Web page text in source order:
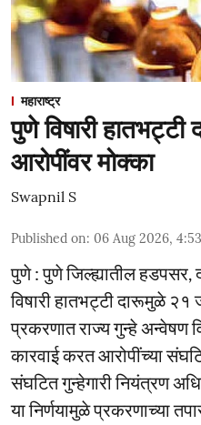
महाराष्ट्र
पुणे विषारी
आरोपींवर मोक्का
Swapnil S
Published on: 06 Aug 2026,
पुणे : पुणे जिल्ह्यातील हडपसर,
विषारी हातभट्टी दारूमुळे २१
प्रकरणात राज्य गुन्हे अन्वेषण
कारवाई करत आरोपींच्या
संघटित गुन्हेगारी नियंत्रण
या निर्णयामुळे प्रकरणाच्या